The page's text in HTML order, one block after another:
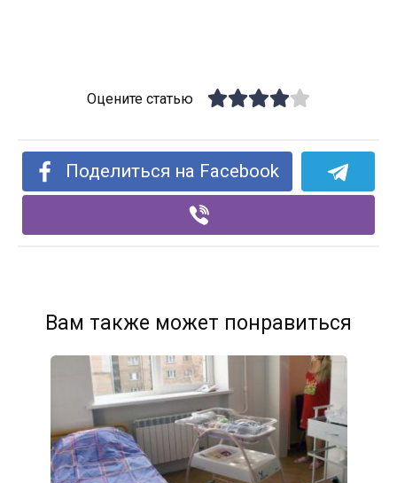
Оцените статью
Поделиться на Facebook
Вам также может понравиться